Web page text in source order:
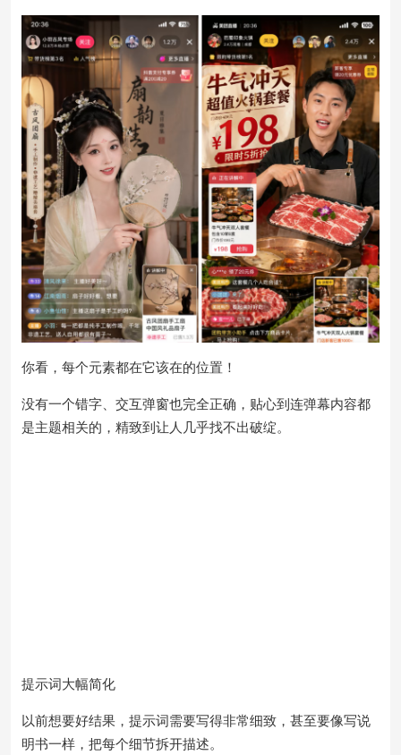
你看，每个元素都在它该在的位置！
没有一个错字、交互弹窗也完全正确，贴心到连弹幕内容都
是主题相关的，精致到让人几乎找不出破绽。
提示词大幅简化
以前想要好结果，提示词需要写得非常细致，甚至要像写说
明书一样，把每个细节拆开描述。